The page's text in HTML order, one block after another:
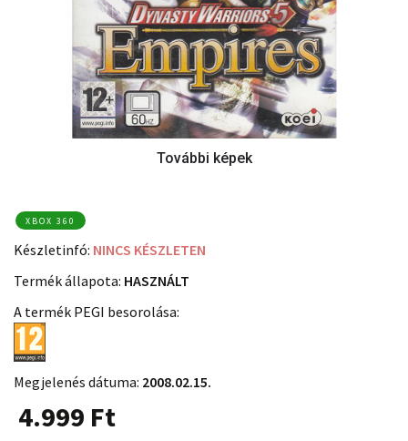
XBOX 360
Készletinfó: NINCS KÉSZLETEN
Termék állapota: HASZNÁLT
A termék PEGI besorolása:
Megjelenés dátuma: 2008.02.15.
4.999 Ft